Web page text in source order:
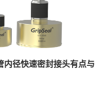
内径快速密封接头有点与